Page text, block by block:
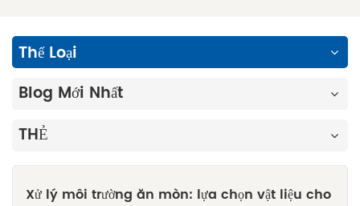
Thể Loại
Blog Mới Nhất
THẺ
Xử lý môi trường ăn mòn: lựa chọn vật liệu cho